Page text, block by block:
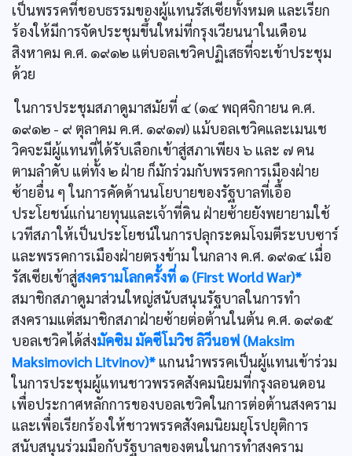
เป็นพรรคที่ชอบธรรมของผู้แทนรัสเซียทั้งหมด และเรียก
ร้องให้มีการจัดประชุมขึ้นใหม่ที่กรุงเวียนนาในเดือน
สิงหาคม ค.ศ. ๑๙๑๒ แต่บอลเชวิคปฏิเสธที่จะเข้าประชุม
ด้วย
ในการประชุมสภาดูมาสมัยที่ ๔ (๑๔ พฤศจิกายน ค.ศ.
๑๙๑๒ - ๙ ตุลาคม ค.ศ. ๑๙๑๗) แม้บอลเชวิคและเมนเช
วิคจะมีผู้แทนที่ได้รับเลือกเข้าสู่สภาเพียง ๖ และ ๗ คน
ตามลำดับ แต่ทั้ง ๒ ฝ่าย ก็มักร่วมกับพรรคการเมืองฝ่าย
ซ้ายอื่น ๆ ในการคัดด้านนโยบายของรัฐบาลที่เอื้อ
ประโยชน์แก่นายทุนและเจ้าที่ดิน ฝ่ายซ้ายยังพยายามใช้
เวทีสภาให้เป็นประโยชน์ในการปลุกระดมโจมตีระบบซาร์
และพรรคการเมืองฝ่ายตรงข้าม ในกลาง ค.ศ. ๑๙๑๔ เมื่อ
รัสเซียเข้าสู่สงครามโลกครั้งที่ ๑ (First World War)*
สมาชิกสภาดูมาส่วนใหญ่สนับสนุนรัฐบาลในการทำ
สงครามแต่สมาชิกสภาฝ่ายซ้ายต่อต้านในต้น ค.ศ. ๑๙๑๕
บอลเชวิคได้ส่งมัคซิม มัคซีโมวิช ลิวีนอฟ (Maksim
Maksimovich Litvinov)* แกนนำพรรคเป็นผู้แทนเข้าร่วม
ในการประชุมผู้แทนชาวพรรคสังคมนิยมที่กรุงลอนดอน
เพื่อประกาศหลักการของบอลเชวิคในการต่อต้านสงคราม
และเพื่อเรียกร้องให้ชาวพรรคสังคมนิยมยุโรปยุติการ
สนับสนุนร่วมมือกับรัฐบาลของตนในการทำสงคราม